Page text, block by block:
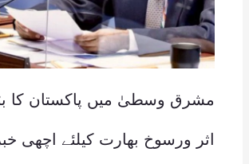
مشرق وسطیٰ میں پاکستان کا
اثر ورسوخ بھارت کیلئے اچھی